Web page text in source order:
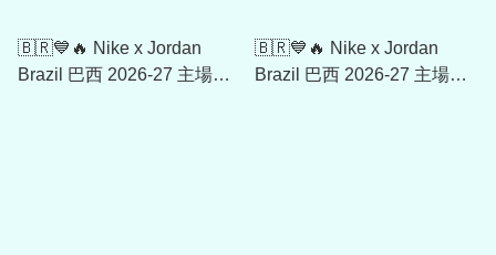
🇧🇷💙🔥 Nike x Jordan
Brazil 巴西 2026-27 主場球
🇧🇷💙🔥 Nike x Jordan
Brazil 巴西 2026-27 主場球